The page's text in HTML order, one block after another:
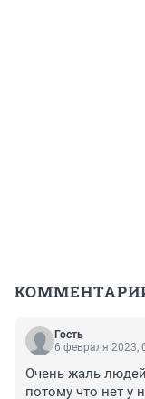
Гость
6 февраля 2023,
Очень жаль людей
потому что нет у